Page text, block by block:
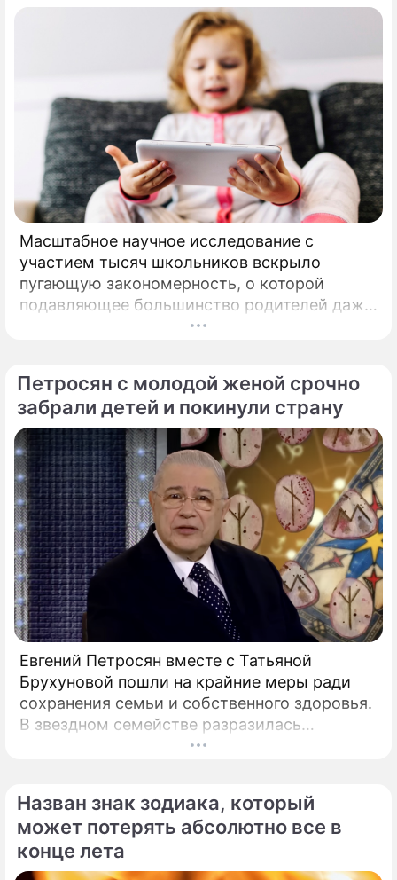
Масштабное научное исследование с
участием тысяч школьников вскрыло
пугающую закономерность, о которой
подавляющее большинство родителей даже
не догадывалось. Привычка дарить ребенку
подростковом возрасте обворачивается
скрытым провалом в учебе.
Петросян с молодой женой срочно
забрали детей и покинули страну
Евгений Петросян вместе с Татьяной
Брухуновой пошли на крайние меры ради
сохранения семьи и собственного здоровья.
В звездном семействе разразилась
настоящая тихая драма, которая вынудила
Назван знак зодиака, который
может потерять абсолютно все в
конце лета